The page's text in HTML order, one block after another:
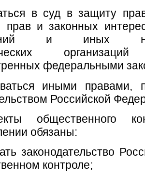
в суд в защиту
прав и законных
и иных
федеральными
иными правами,
Российской
общественного
обязаны:
законодательство
контроле;